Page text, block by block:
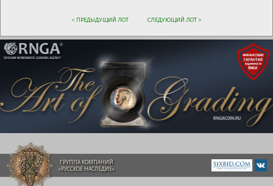
< ПРЕДЫДУЩИЙ ЛОТ СЛЕДУЮЩИЙ ЛОТ >
ГРУППА КОМПАНИЙ
«РУССКОЕ НАСЛЕДИЕ»